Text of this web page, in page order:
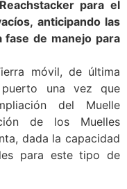
para el
anticipando las
fase de manejo para
móvil, de última
una vez que
del Muelle
de los Muelles
dada la capacidad
para este tipo de